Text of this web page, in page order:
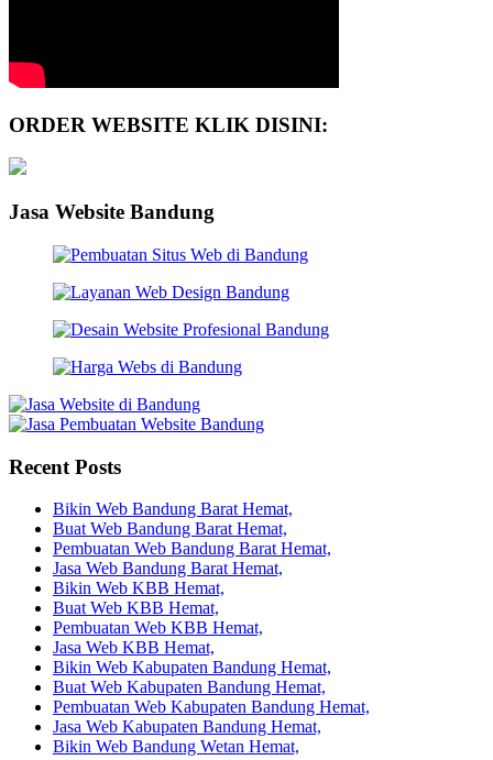
ORDER WEBSITE KLIK DISINI:
Jasa Website Bandung
Recent Posts
Bikin Web Bandung Barat Hemat,
Buat Web Bandung Barat Hemat,
Pembuatan Web Bandung Barat Hemat,
Jasa Web Bandung Barat Hemat,
Bikin Web KBB Hemat,
Buat Web KBB Hemat,
Pembuatan Web KBB Hemat,
Jasa Web KBB Hemat,
Bikin Web Kabupaten Bandung Hemat,
Buat Web Kabupaten Bandung Hemat,
Pembuatan Web Kabupaten Bandung Hemat,
Jasa Web Kabupaten Bandung Hemat,
Bikin Web Bandung Wetan Hemat,